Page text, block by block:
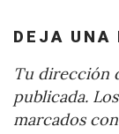
DEJA UNA
Tu dirección
publicada.
marcados con